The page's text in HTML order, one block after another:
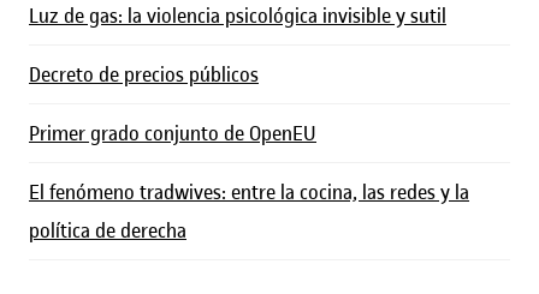
Luz de gas: la violencia psicológica invisible y sutil
Decreto de precios públicos
Primer grado conjunto de OpenEU
El fenómeno tradwives: entre la cocina, las redes y la
política de derecha